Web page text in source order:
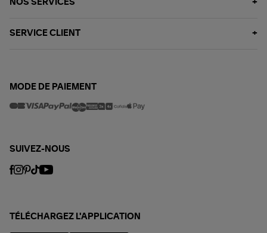
NOS SERVICES
SERVICE CLIENT
MODE DE PAIEMENT
SUIVEZ-NOUS
TÉLÉCHARGEZ L'APPLICATION